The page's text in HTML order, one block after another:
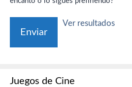
Ver resultados
Juegos de Cine